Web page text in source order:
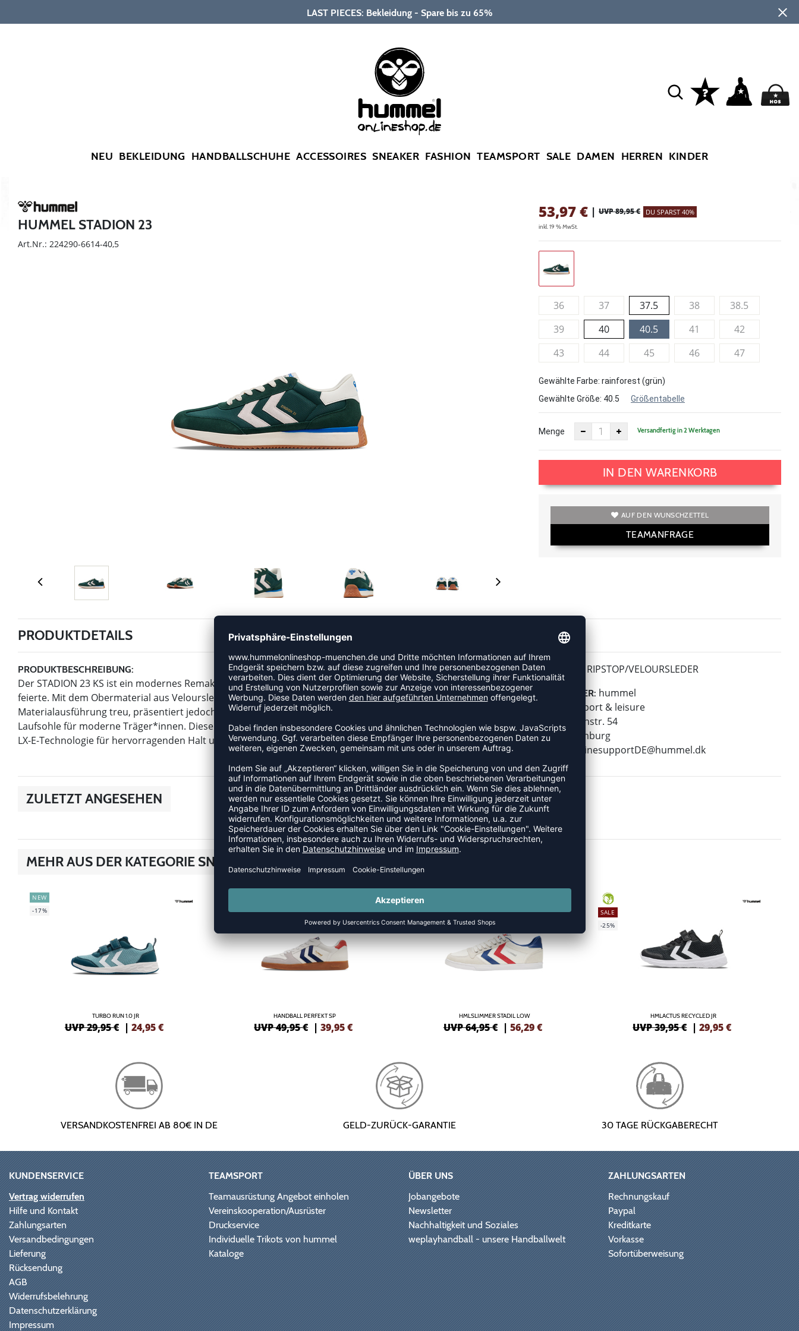
LAST PIECES: Bekleidung - Spare bis zu 65%
NEU BEKLEIDUNG HANDBALLSCHUHE ACCESSOIRES SNEAKER FASHION TEAMSPORT SALE DAMEN HERREN KINDER
HUMMEL STADION 23
Art.Nr.: 224290-6614-40,5
53,97€ | UVP 89,95 € DU SPARST 40%
inkl. 19 % MwSt.
36 37 37.5 38
38.5
39
40 40.5 41
42
43
44 45 46 47
Gewählte Farbe: rainforest (grün)
Gewählte Größe: 40.5 Größentabelle
Menge Versandfertig in 2 Werktagen
IN DEN WARENKORB
AUF DEN WUNSCHZETTEL
TEAMANFRAGE
PRODUKTDETAILS
PRODUKTBESCHREIBUNG:
Der STADION 23 KS ist ein modernes Remake des ursprünglichen STADION, der in den 70er-Jahren sein Debüt
feierte. Mit dem Obermaterial aus Veloursleder und Nylontextil bleibt er dem ursprünglichen Design und der
Materialausführung treu, präsentiert jedoch eine aktualisierte knöchelhohe Form und eine zeitgemäße
Laufsohle für moderne Träger*innen. Dieser Turnschuh verfügt außerdem über eine Zwischensohle mit REACH-
LX-E-Technologie für hervorragenden Halt und Komfort.
MATERIAL: RIPSTOP/VELOURSLEDER
HERSTELLER: hummel
hummel sport & leisure
Leverkusenstr. 54
22761 Hamburg
onlinesupportDE@hummel.dk
ZULETZT ANGESEHEN
MEHR AUS DER KATEGORIE SNEAKER
NEW
-17%
TURBO RUN 1.0 JR
UVP 29,95 € | 24,95€
-20%
HANDBALL PERFEKT SP
UVP 49,95 € |39,95€
SALE
-13%
HMLSLIMMER STADIL LOW
UVP 64,95 € | 56,29€
GREEN
SALE
-25%
HMLACTUS RECYCLED JR
UVP 39,95 € |29,95€
VERSANDKOSTENFREI AB 80€ IN DE GELD-ZURÜCK-GARANTIE 30 TAGE RÜCKGABERECHT
KUNDENSERVICE
Vertrag widerrufen
Hilfe und Kontakt
Zahlungsarten
Versandbedingungen
Lieferung
Rücksendung
AGB
Widerrufsbelehrung
Datenschutzerklärung
Impressum
TEAMSPORT
Teamausrüstung Angebot einholen
Vereinskooperation/Ausrüster
Druckservice
Individuelle Trikots von hummel
Kataloge
ÜBER UNS
Jobangebote
Newsletter
Nachhaltigkeit und Soziales
weplayhandball - unsere Handballwelt
ZAHLUNGSARTEN
Rechnungskauf
Paypal
Kreditkarte
Vorkasse
Sofortüberweisung